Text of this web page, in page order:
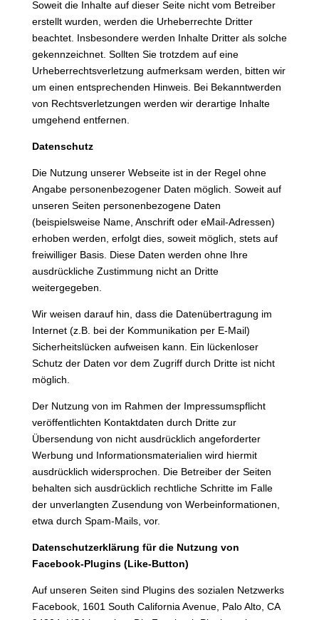
Soweit die Inhalte auf dieser Seite nicht vom Betreiber
erstellt wurden, werden die Urheberrechte Dritter
beachtet. Insbesondere werden Inhalte Dritter als solche
gekennzeichnet. Sollten Sie trotzdem auf eine
Urheberrechtsverletzung aufmerksam werden, bitten wir
um einen entsprechenden Hinweis. Bei Bekanntwerden
von Rechtsverletzungen werden wir derartige Inhalte
umgehend entfernen.
Datenschutz
Die Nutzung unserer Webseite ist in der Regel ohne
Angabe personenbezogener Daten möglich. Soweit auf
unseren Seiten personenbezogene Daten
(beispielsweise Name, Anschrift oder eMail-Adressen)
erhoben werden, erfolgt dies, soweit möglich, stets auf
freiwilliger Basis. Diese Daten werden ohne Ihre
ausdrückliche Zustimmung nicht an Dritte
weitergegeben.
Wir weisen darauf hin, dass die Datenübertragung im
Internet (z.B. bei der Kommunikation per E-Mail)
Sicherheitslücken aufweisen kann. Ein lückenloser
Schutz der Daten vor dem Zugriff durch Dritte ist nicht
möglich.
Der Nutzung von im Rahmen der Impressumspflicht
veröffentlichten Kontaktdaten durch Dritte zur
Übersendung von nicht ausdrücklich angeforderter
Werbung und Informationsmaterialien wird hiermit
ausdrücklich widersprochen. Die Betreiber der Seiten
behalten sich ausdrücklich rechtliche Schritte im Falle
der unverlangten Zusendung von Werbeinformationen,
etwa durch Spam-Mails, vor.
Datenschutzerklärung für die Nutzung von
Facebook-Plugins (Like-Button)
Auf unseren Seiten sind Plugins des sozialen Netzwerks
Facebook, 1601 South California Avenue, Palo Alto, CA